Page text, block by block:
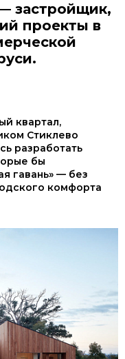
застройщик,
проекты в
квартал,
Стиклево
разработать
бы
гавань» — без
комфорта